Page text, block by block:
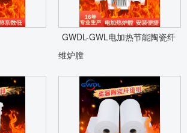
GWDL-GWL电加热节能陶瓷纤
维炉膛